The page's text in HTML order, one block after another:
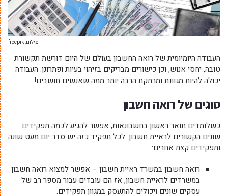
צילום: freepik
העבודה היומיומית של רואה החשבון בעולם של היום דורשת תקשורת
טובה, יחסי אנוש, וכן כישורים מבריקים בזיהוי בעיות ופתרונן. העבודה
יכולה להיות מגוונת ומרתקת הרבה יותר ממה שאנשים חושבים!
סוגים של רואה חשבון
כשלומדים תואר ראשון בחשבונאות, אפשר להגיע לכמה תפקידים
שונים הקשורים לראיית חשבון. לכל תפקיד כזה יש סדר יום מעט שונה
ותפקידים קצת אחרים:
רואה חשבון במשרד ראיית חשבון – אפשר למצוא רואה חשבון
במשרדים לראיית חשבון, אז הם עובדים עבור מספר רב של
עסקים שונים ויכולים להתעסק במגוון תפקידים.